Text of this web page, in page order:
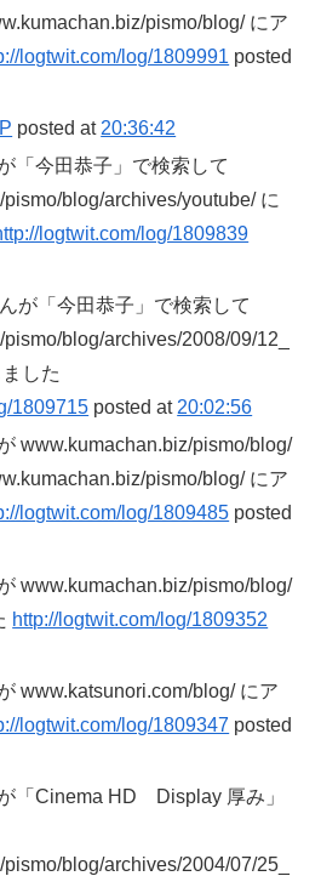
pismo/blog/ にア
logtwit.com/log/1809991 posted
posted at 20:36:42
「今田恭子」で検索して
blog/archives/youtube/ に
logtwit.com/log/1809839
が「今田恭子」で検索して
blog/archives/2008/09/12_
した
1809715 posted at 20:02:56
www.kumachan.biz/pismo/blog/
pismo/blog/ にア
logtwit.com/log/1809485 posted
www.kumachan.biz/pismo/blog/
http://logtwit.com/log/1809352
www.katsunori.com/blog/ にア
logtwit.com/log/1809347 posted
「Cinema HD Display 厚み」
blog/archives/2004/07/25_